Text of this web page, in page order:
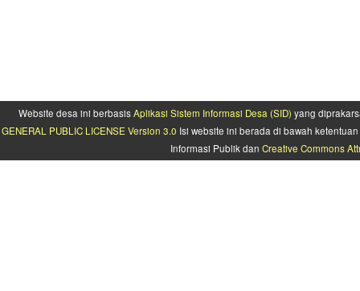
Website desa ini berbasisAplikasi Sistem Informasi Desa (SID) yang
GENERAL PUBLIC LICENSE Version 3.0 Isi website ini berada di bawah
Informasi Publik dan Creative Commons